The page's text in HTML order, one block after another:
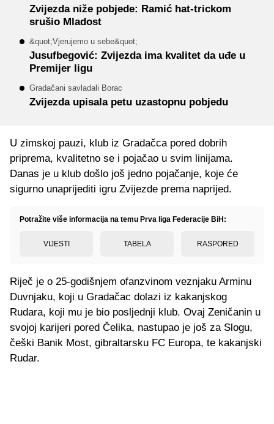
Zvijezda niže pobjede: Ramić hat-trickom
srušio Mladost
&quot;Vjerujemo u sebe&quot;
Jusufbegović: Zvijezda ima kvalitet da uđe u
Premijer ligu
Gradačani savladali Borac
Zvijezda upisala petu uzastopnu pobjedu
U zimskoj pauzi, klub iz Gradačca pored dobrih
priprema, kvalitetno se i pojačao u svim linijama.
Danas je u klub došlo još jedno pojačanje, koje će
sigurno unaprijediti igru Zvijezde prema naprijed.
Potražite više informacija na temu Prva liga Federacije BiH:
VIJESTI TABELA RASPORED
Riječ je o 25-godišnjem ofanzvinom veznjaku Arminu
Duvnjaku, koji u Gradačac dolazi iz kakanjskog
Rudara, koji mu je bio posljednji klub. Ovaj Zeničanin u
svojoj karijeri pored Čelika, nastupao je još za Slogu,
češki Banik Most, gibraltarsku FC Europa, te kakanjski
Rudar.